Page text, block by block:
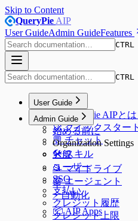
Skip to Content
QueryPie AIP
User GuideAdmin GuideFeatures
CTRL
CTRL
User Guide
🌟 QueryPie AIPとは
🚀 クイックスタート
💬 チャット
🛠️ スキル
📂 マイドライブ
🤖 エージェント
⚡️ 自動化
📦 AIP Apps
Admin Guide
始める前に
Organization Settings
一般
ユーザー
SSO
支払い
クレジット履歴
クレジット上限